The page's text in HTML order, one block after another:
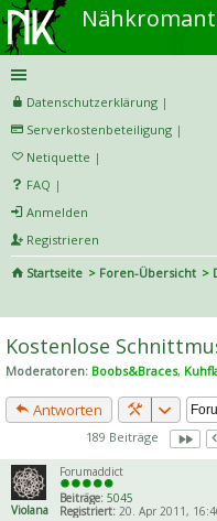
Datenschutzerklärung |
Serverkostenbeteiligung |
Netiquette |
FAQ |
Anmelden
Registrieren
Startseite
Foren-Übersicht
he
Kostenlose
Moderatoren: Boobs&Braces,
Antworten
189 Beiträge
Violana
Forumaddict
Beiträge: 5045
Registriert: 20. Apr 2011,